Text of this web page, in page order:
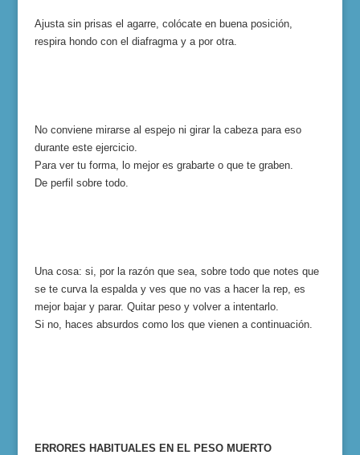
Ajusta sin prisas el agarre, colócate en buena posición,
respira hondo con el diafragma y a por otra.
No conviene mirarse al espejo ni girar la cabeza para eso
durante este ejercicio.
Para ver tu forma, lo mejor es grabarte o que te graben.
De perfil sobre todo.
Una cosa: si, por la razón que sea, sobre todo que notes que
se te curva la espalda y ves que no vas a hacer la rep, es
mejor bajar y parar. Quitar peso y volver a intentarlo.
Si no, haces absurdos como los que vienen a continuación.
ERRORES HABITUALES EN EL PESO MUERTO